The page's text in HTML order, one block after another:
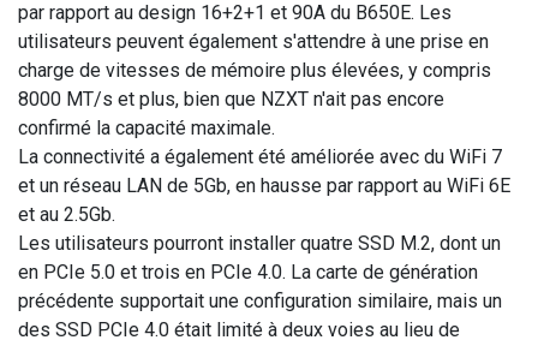
par rapport au design 16+2+1 et 90A du B650E. Les
utilisateurs peuvent également s'attendre à une prise en
charge de vitesses de mémoire plus élevées, y compris
8000 MT/s et plus, bien que NZXT n'ait pas encore
confirmé la capacité maximale.
La connectivité a également été améliorée avec du WiFi 7
et un réseau LAN de 5Gb, en hausse par rapport au WiFi 6E
et au 2.5Gb.
Les utilisateurs pourront installer quatre SSD M.2, dont un
en PCIe 5.0 et trois en PCIe 4.0. La carte de génération
précédente supportait une configuration similaire, mais un
des SSD PCIe 4.0 était limité à deux voies au lieu de